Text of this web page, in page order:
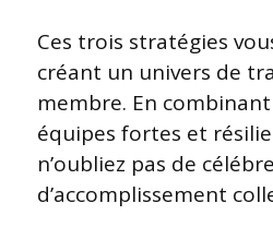
Ces trois stratégies
créant un univers de
membre. En
équipes fortes et
n’oubliez pas de
d’accomplissement